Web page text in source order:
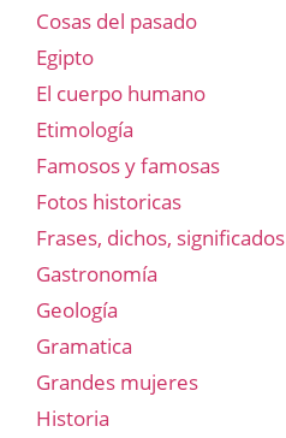
Cosas del pasado
Egipto
El cuerpo humano
Etimología
Famosos y famosas
Fotos historicas
Frases, dichos, significados
Gastronomía
Geología
Gramatica
Grandes mujeres
Historia